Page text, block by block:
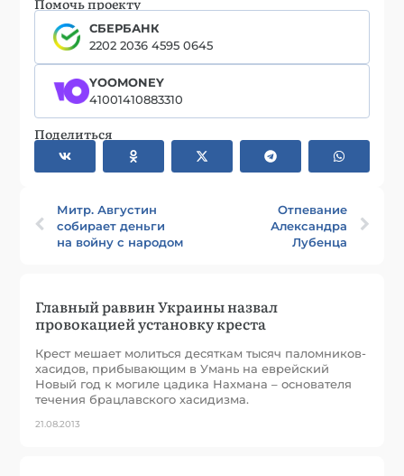
СБЕРБАНК
2202 2036 4595 0645
YOOMONEY
41001410883310
Поделиться
Митр. Августин
собирает деньги
на войну с народом
Отпевание
Александра
Лубенца
Главный раввин Украины назвал
провокацией установку креста
Крест мешает молиться десяткам тысяч паломников-
хасидов, прибывающим в Умань на еврейский
Новый год к могиле цадика Нахмана – основателя
течения брацлавского хасидизма.
21.08.2013